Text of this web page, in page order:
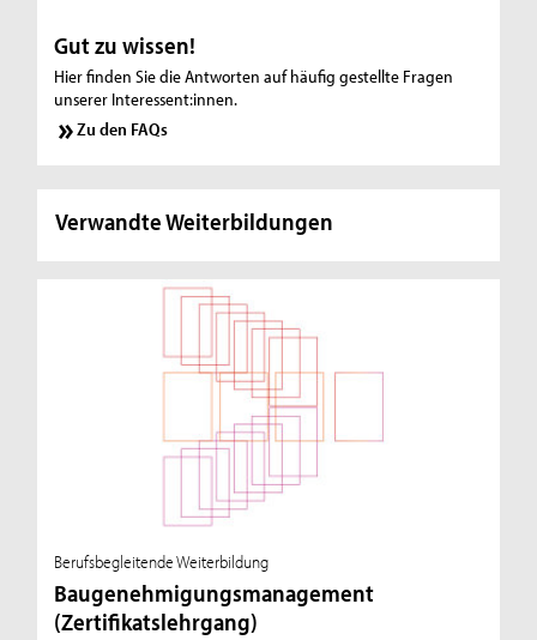
Gut zu wissen!
Hier finden Sie die Antworten auf häufig gestellte Fragen
unserer Interessent:innen.
Zu den FAQs
Verwandte Weiterbildungen
Berufsbegleitende Weiterbildung
Baugenehmigungsmanagement
(Zertifikatslehrgang)